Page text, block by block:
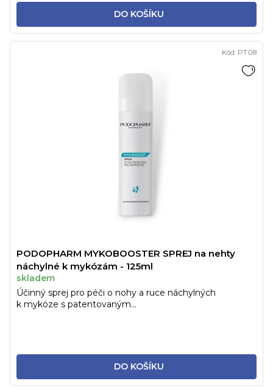
DO KOŠÍKU
PODOPHARM MYKOBOOSTER SPREJ na nehty
náchylné k mykózám - 125ml
skladem
DO KOŠÍKU
Účinný sprej pro péči o nohy a ruce náchylných
k mykóze s patentovaným...
Kód: PT08